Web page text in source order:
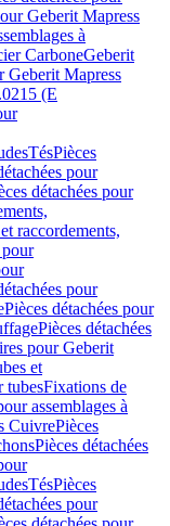
Geberit Mapress
à
CarboneGeberit
Geberit Mapress
(E
TésPièces
pour
détachées pour
raccordements,
pour
pour
Pièces détachées pour
Pièces détachées
pour Geberit
et
tubesFixations de
assemblages à
CuivrePièces
Pièces détachées
TésPièces
pour